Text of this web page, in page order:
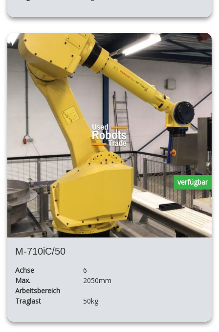
M-710iC/50
Achse
6
Max.
Arbeitsbereich
2050mm
Traglast 50kg
verfügbar